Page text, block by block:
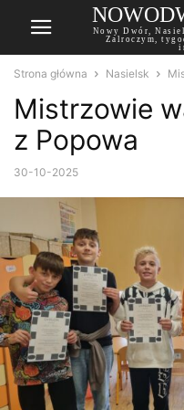
Nowy Dwór,
Zalroczym,
Strona główna Nasielsk
Mistrzowie
z Popowa
30-10-2025